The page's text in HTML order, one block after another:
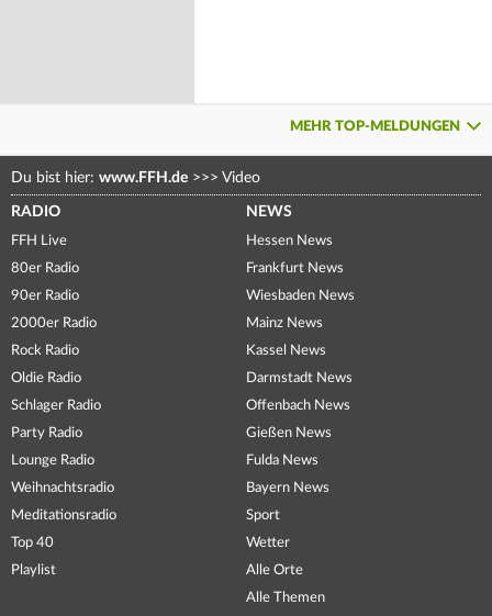
MEHR TOP-MELDUNGEN
Du bist hier: www.FFH.de >>> Video
RADIO
FFH Live
80er Radio
90er Radio
2000er Radio
Rock Radio
Oldie Radio
Schlager Radio
Party Radio
Lounge Radio
Weihnachtsradio
Meditationsradio
Top 40
Playlist
NEWS
Hessen News
Frankfurt News
Wiesbaden News
Mainz News
Kassel News
Darmstadt News
Offenbach News
Gießen News
Fulda News
Bayern News
Sport
Wetter
Alle Orte
Alle Themen